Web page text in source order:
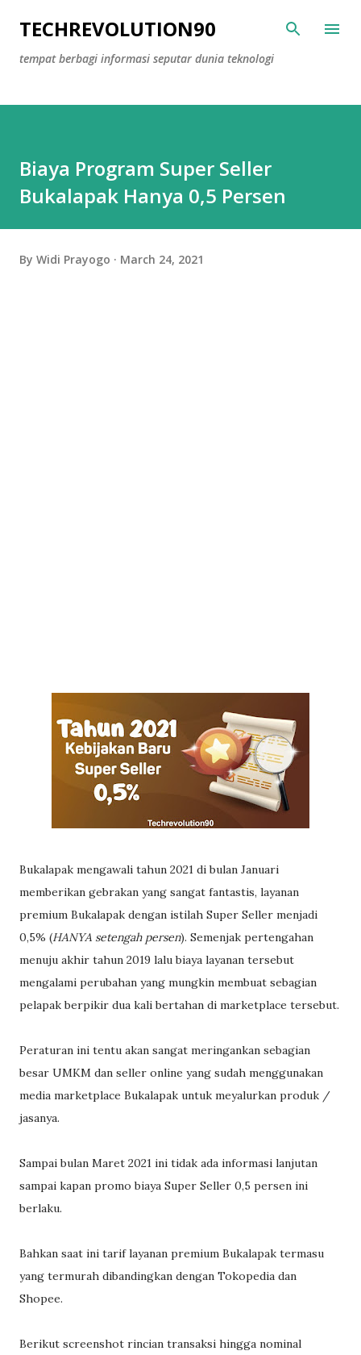
Skip to main content
TECHREVOLUTION90
tempat berbagi informasi seputar dunia teknologi
Biaya Program Super Seller
Bukalapak Hanya 0,5 Persen
By Widi Prayogo March 24, 2021
Bukalapak mengawali tahun 2021 di bulan Januari
memberikan gebrakan yang sangat fantastis, layanan
premium Bukalapak dengan istilah Super Seller menjadi
0,5% (HANYA setengah persen). Semenjak pertengahan
menuju akhir tahun 2019 lalu biaya layanan tersebut
mengalami perubahan yang mungkin membuat sebagian
pelapak berpikir dua kali bertahan di marketplace tersebut.
Peraturan ini tentu akan sangat meringankan sebagian
besar UMKM dan seller online yang sudah menggunakan
media marketplace Bukalapak untuk meyalurkan produk /
jasanya.
Sampai bulan Maret 2021 ini tidak ada informasi lanjutan
sampai kapan promo biaya Super Seller 0,5 persen ini
berlaku.
Bahkan saat ini tarif layanan premium Bukalapak termasu
yang termurah dibandingkan dengan Tokopedia dan
Shopee.
Berikut screenshot rincian transaksi hingga nominal